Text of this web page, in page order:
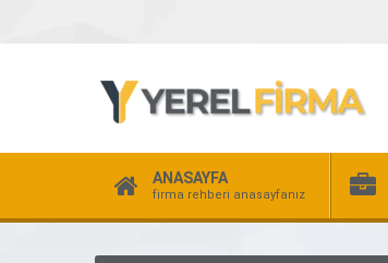
ANASAYFA
firma rehberi anasayfanız